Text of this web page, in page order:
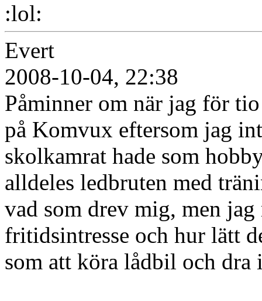
:lol:
Evert
2008-10-04, 22:38
Påminner om när jag för
på Komvux eftersom jag
skolkamrat hade som
alldeles ledbruten med
vad som drev mig, men
fritidsintresse och hur lätt
som att köra lådbil och dra